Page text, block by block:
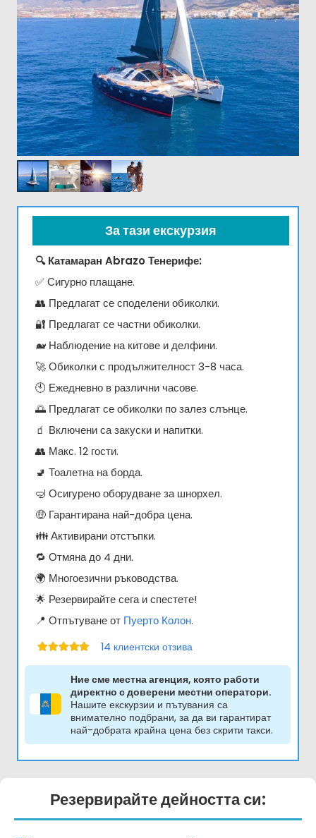
За тази екскурзия
🔍 Катамаран Abrazo Тенерифе:
✅ Сигурно плащане.
👥 Предлагат се споделени обиколки.
🔐 Предлагат се частни обиколки.
🐋 Наблюдение на китове и делфини.
🚀 Обиколки с продължителност 3-8 часа.
🕙 Ежедневно в различни часове.
🌅 Предлагат се обиколки по залез слънце.
🧃 Включени са закуски и напитки.
👥 Макс. 12 гости.
🚽 Тоалетна на борда.
🤿 Осигурено оборудване за шнорхел.
🤑 Гарантирана най-добра цена.
👪 Активирани отстъпки.
🔁 Отмяна до 4 дни.
🌍 Многоезични ръководства.
🌟 Резервирайте сега и спестете!
📍 Отпътуване от Пуерто Колон.
14 клиентски отзива
Ние сме местна агенция, която работи
директно с доверени местни оператори.
Нашите екскурзии и пътувания са
внимателно подбрани, за да ви гарантират
най-добрата крайна цена без скрити такси.
Резервирайте дейността си: